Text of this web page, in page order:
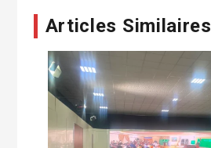
Articles Similaires